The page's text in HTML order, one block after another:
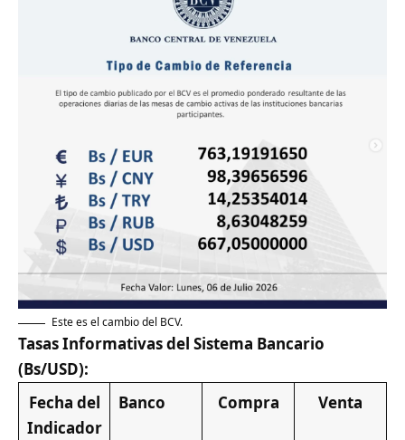
Este es el cambio del BCV.
Tasas Informativas del Sistema Bancario
(Bs/USD):
Fecha del
Indicador
Banco Compra Venta